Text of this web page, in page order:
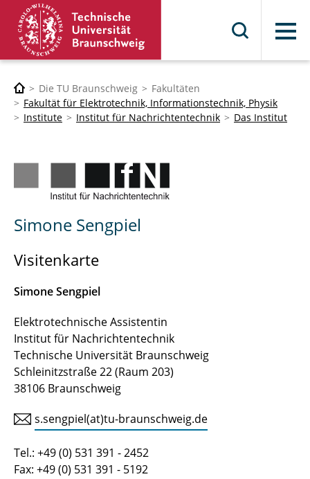
Menü
Die TU Braunschweig
Fakultäten
Fakultät für Elektrotechnik, Informationstechnik, Physik
Institute
Institut für Nachrichtentechnik Das Institut
Simone Sengpiel
Visitenkarte
Simone Sengpiel
Elektrotechnische Assistentin
Institut für Nachrichtentechnik
Technische Universität Braunschweig
Schleinitzstraße 22 (Raum 203)
38106 Braunschweig
s.sengpiel(at)tu-braunschweig.de
Tel.: +49 (0) 531 391 - 2452
Fax: +49 (0) 531 391 - 5192